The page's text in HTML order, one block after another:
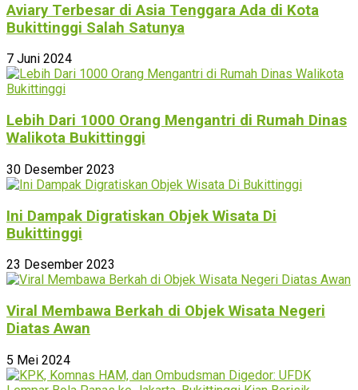
Aviary Terbesar di Asia Tenggara Ada di Kota
Bukittinggi Salah Satunya
7 Juni 2024
Lebih Dari 1000 Orang Mengantri di Rumah Dinas
Walikota Bukittinggi
30 Desember 2023
Ini Dampak Digratiskan Objek Wisata Di
Bukittinggi
23 Desember 2023
Viral Membawa Berkah di Objek Wisata Negeri
Diatas Awan
5 Mei 2024